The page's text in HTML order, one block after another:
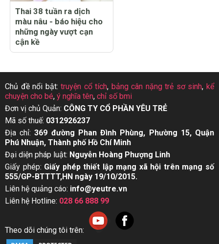
Thai 38 tuần ra dịch
màu nâu - báo hiệu cho
những ngày vượt cạn
cận kề
Chủ đề nổi bật:truyện cổ tích, bảng cân nặng trẻ sơ sinh,kể
chuyện cho bé, ý nghĩa tên, chỉ số bmi
Đơn vị chủ Quản: CÔNG TY CỔ PHẦN YÊU TRẺ
Mã số thuế: 0312926237
Địa chỉ:369 đường Phan Đình Phùng, Phường 15, Quận
Phú Nhuận, Thành phố Hồ Chí Minh
Đại diện pháp luật: Nguyễn Hoàng Phượng Linh
Giấy phép: Giấy phép thiết lập mạng xã hội trên mạng số
555/GP-BTTTT,HN ngày 19/10/2015.
Liên hệ quảng cáo: info@yeutre.vn
Liên hệ Hotline: 028 66 888 99
Theo dõi chúng tôi trên: